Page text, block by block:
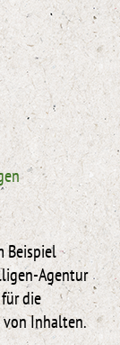
Beispiel
Agentur
die
Inhalten.